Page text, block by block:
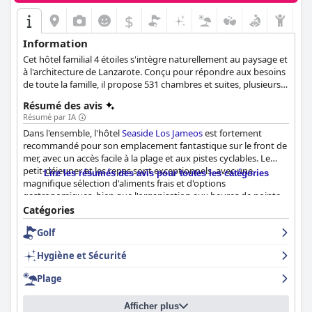
$
Information
Cet hôtel familial 4 étoiles s'intègre naturellement au paysage et
à l'architecture de Lanzarote. Conçu pour répondre aux besoins
de toute la famille, il propose 531 chambres et suites, plusieurs
installations de bien-être et de sport pour tous les goûts.
Résumé des avis
Résumé par IA
Dans l'ensemble, l'hôtelSeaside Los Jameosest fortement
recommandé pour son emplacement fantastique sur le front de
mer, avec un accès facile à la plage et aux pistes cyclables. Le
petit-déjeuner et les repas sont exceptionnels, avec une
magnifique sélection d'aliments frais et d'options
gastronomiques, bien que l'organisation aux heures de pointe
puisse être chaotique. Le personnel est très apprécié pour sa
gentillesse, sa serviabilité et son professionnalisme. L'hôtel
dispose d'installations complètes avec un tennis fantastique,
piscine et la plage sont magnifiques et bien entretenues, mais
certains clients ont trouvé qu'il était difficile de trouver des
chaises longues aux heures de pointe. L'hôtel est une excellente
option pour les jeunes familles à la recherche d'un séjour
agréable et confortable, avec de nombreuses activités pour les
Lire les résumés des avis pour toutes les catégories
Catégories
Golf
Hygiène et Sécurité
Plage
Afficher plus